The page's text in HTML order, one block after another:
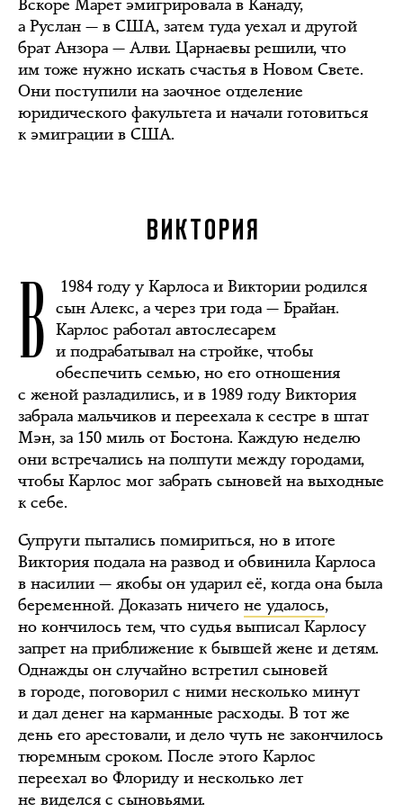
Вскоре Марет эмигрировала в Канаду,
а Руслан — в США, затем туда уехал и другой
брат Анзора — Алви. Царнаевы решили, что
им тоже нужно искать счастья в Новом Свете.
Они поступили на заочное отделение
юридического факультета и начали готовиться
к эмиграции в США.
ВИКТОРИЯ
В
1984 году у Карлоса и Виктории родился
сын Алекс, а через три года — Брайан.
Карлос работал автослесарем
и подрабатывал на стройке, чтобы
обеспечить семью, но его отношения
с женой разладились, и в 1989 году Виктория
забрала мальчиков и переехала к сестре в штат
Мэн, за 150 миль от Бостона. Каждую неделю
они встречались на полпути между городами,
чтобы Карлос мог забрать сыновей на выходные
к себе.
Супруги пытались помириться, но в итоге
Виктория подала на развод и обвинила Карлоса
в насилии — якобы он ударил её, когда она была
беременной. Доказать ничего не удалось,
но кончилось тем, что судья выписал Карлосу
запрет на приближение к бывшей жене и детям.
Однажды он случайно встретил сыновей
в городе, поговорил с ними несколько минут
и дал денег на карманные расходы. В тот же
день его арестовали, и дело чуть не закончилось
тюремным сроком. После этого Карлос
переехал во Флориду и несколько лет
не виделся с сыновьями.